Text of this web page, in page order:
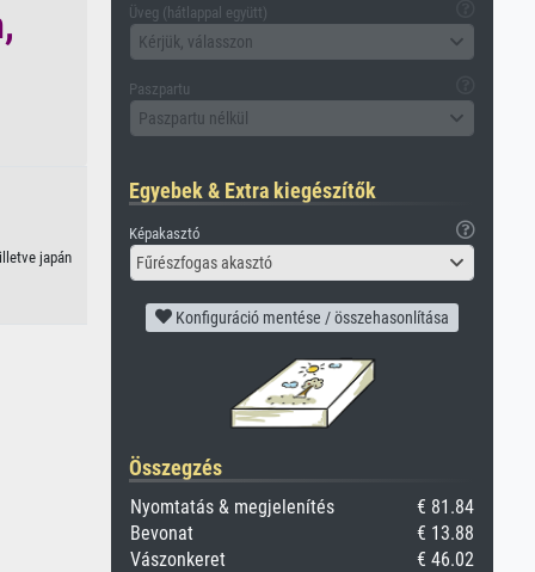
japán
Üveg (hátlappal együtt)
Kérjük, válasszon
Paszpartu
Paszpartu nélkül
Egyebek & Extra kiegészítők
Képakasztó
Fűrészfogas akasztó
Konfiguráció mentése / összehasonlítása
Összegzés
Nyomtatás & megjelenítés
€ 81.84
Bevonat
€ 13.88
Vászonkeret
€ 46.02